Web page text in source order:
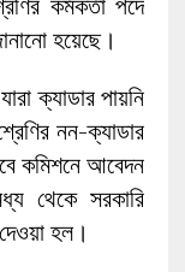
হয়েছে।
ক্যাডার পায়নি
নন-ক্যাডার
কমিশনে আবেদন
থেকে সরকারি
হল।